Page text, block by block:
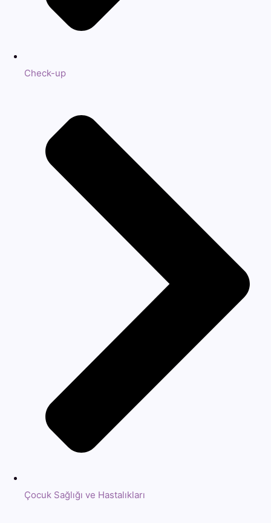
Check-up
Çocuk Sağlığı ve Hastalıkları